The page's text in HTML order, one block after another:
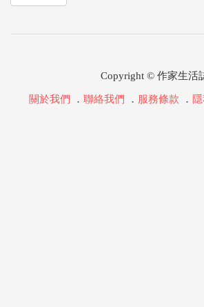
Copyright © 作家生活
關於我們 ． 聯絡我們 ． 服務條款 ．